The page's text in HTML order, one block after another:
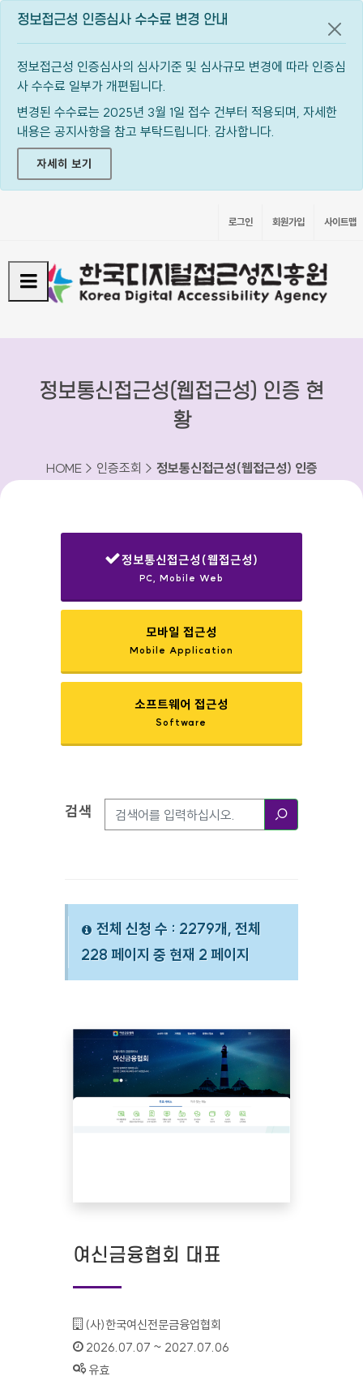
정보접근성 인증심사 수수료 변경 안내
정보접근성 인증심사의 심사기준 및 심사규모 변경에 따라 인증심
사 수수료 일부가 개편됩니다.
변경된 수수료는 2025년 3월 1일 접수 건부터 적용되며, 자세한
내용은 공지사항을 참고 부탁드립니다. 감사합니다.
자세히 보기
공지
로그인 회원가입 사이트맵
정보통신접근성(웹접근성) 인증 현
황
HOME > 인증조회 > 정보통신접근성(웹접근성) 인증
정보통신접근성(웹접근성)
PC, Mobile Web
모바일 접근성
Mobile Application
소프트웨어 접근성
Software
검색옵션
검색
전체 신청 수 : 2279개, 전체
228 페이지 중 현재 2 페이지
여신금융협회 대표
기관명 :
(사)한국여신전문금융업협회
인증기간 :
2026.07.07 ~ 2027.07.06
상태 :
유효